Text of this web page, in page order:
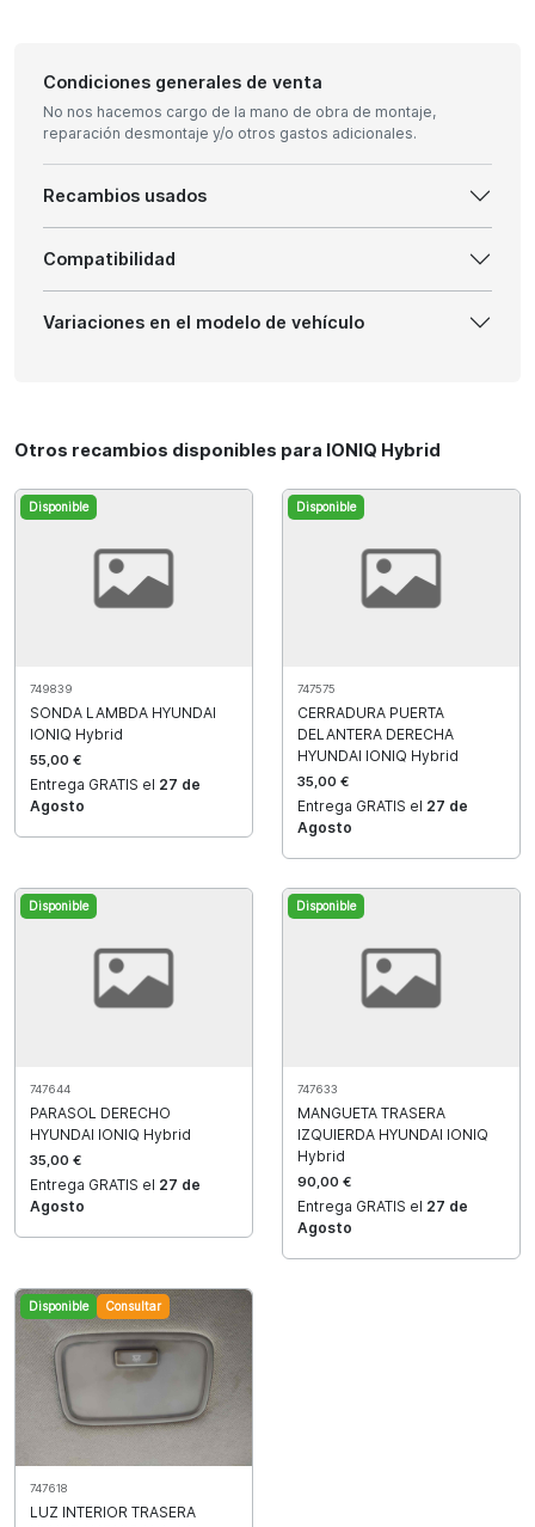
Condiciones generales de venta
No nos hacemos cargo de la mano de obra de montaje,
reparación desmontaje y/o otros gastos adicionales.
Recambios usados
Compatibilidad
Variaciones en el modelo de vehículo
Otros recambios disponibles para IONIQ Hybrid
Disponible
749839
SONDA LAMBDA HYUNDAI
IONIQ Hybrid
55,00 €
Entrega GRATIS el 27 de
Agosto
Disponible
747575
CERRADURA PUERTA
DELANTERA DERECHA
HYUNDAI IONIQ Hybrid
35,00 €
Entrega GRATIS el 27 de
Agosto
Disponible
747644
PARASOL DERECHO
HYUNDAI IONIQ Hybrid
35,00 €
Entrega GRATIS el 27 de
Agosto
Disponible
747633
MANGUETA TRASERA
IZQUIERDA HYUNDAI IONIQ
Hybrid
90,00 €
Entrega GRATIS el 27 de
Agosto
Disponible Consultar
747618
LUZ INTERIOR TRASERA